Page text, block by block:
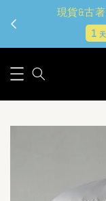
現貨&古
1天